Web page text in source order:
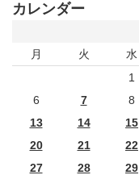
カレンダー
月
火 水
1
6
7 8
13
14 15
20
21 22
27
28 29